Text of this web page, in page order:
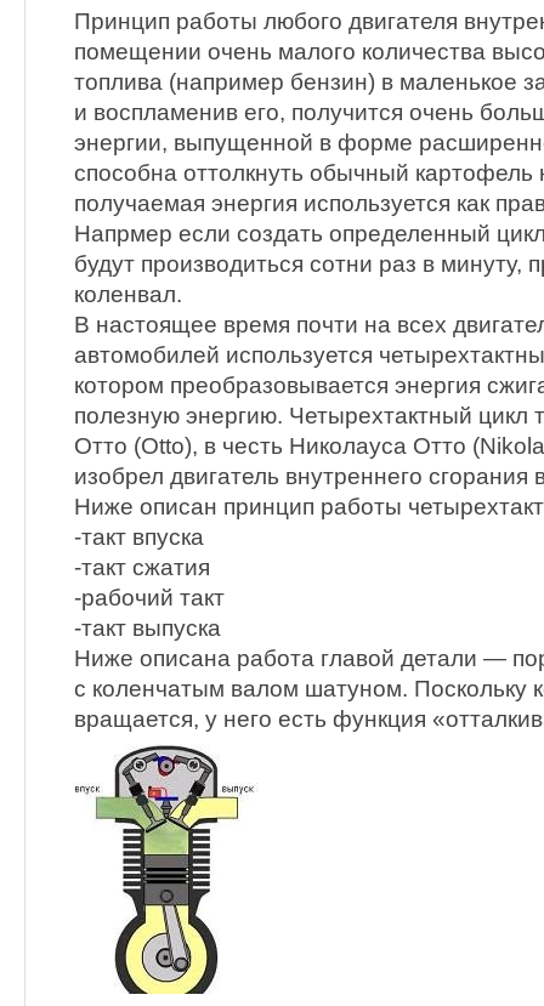
Принцип работы любого двигателя
помещении очень малого количества
топлива (например бензин) в маленькое
и воспламенив его, получится очень
энергии, выпущенной в форме
способна оттолкнуть обычный
получаемая энергия используется как
Напрмер если создать определенный
будут производиться сотни раз в минуту,
коленвал.
В настоящее время почти на всех
автомобилей используется
котором преобразовывается энергия
полезную энергию. Четырехтактный цикл
Отто (Otto), в честь Николауса Отто
изобрел двигатель внутреннего сгорания
Ниже описан принцип работы
-такт впуска
-такт сжатия
-рабочий такт
-такт выпуска
Ниже описана работа главой детали —
с коленчатым валом шатуном. Поскольку
вращается, у него есть функция